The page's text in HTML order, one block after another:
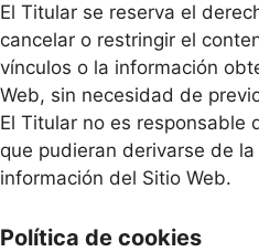
El Titular se reserva el
cancelar o restringir el
vínculos o la información
Web, sin necesidad de
El Titular no es responsable
que pudieran derivarse de
información del Sitio Web.
Política de cookies